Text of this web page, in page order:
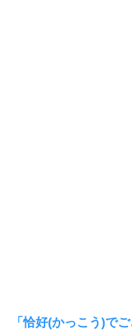
「恰好(かっこう)でご